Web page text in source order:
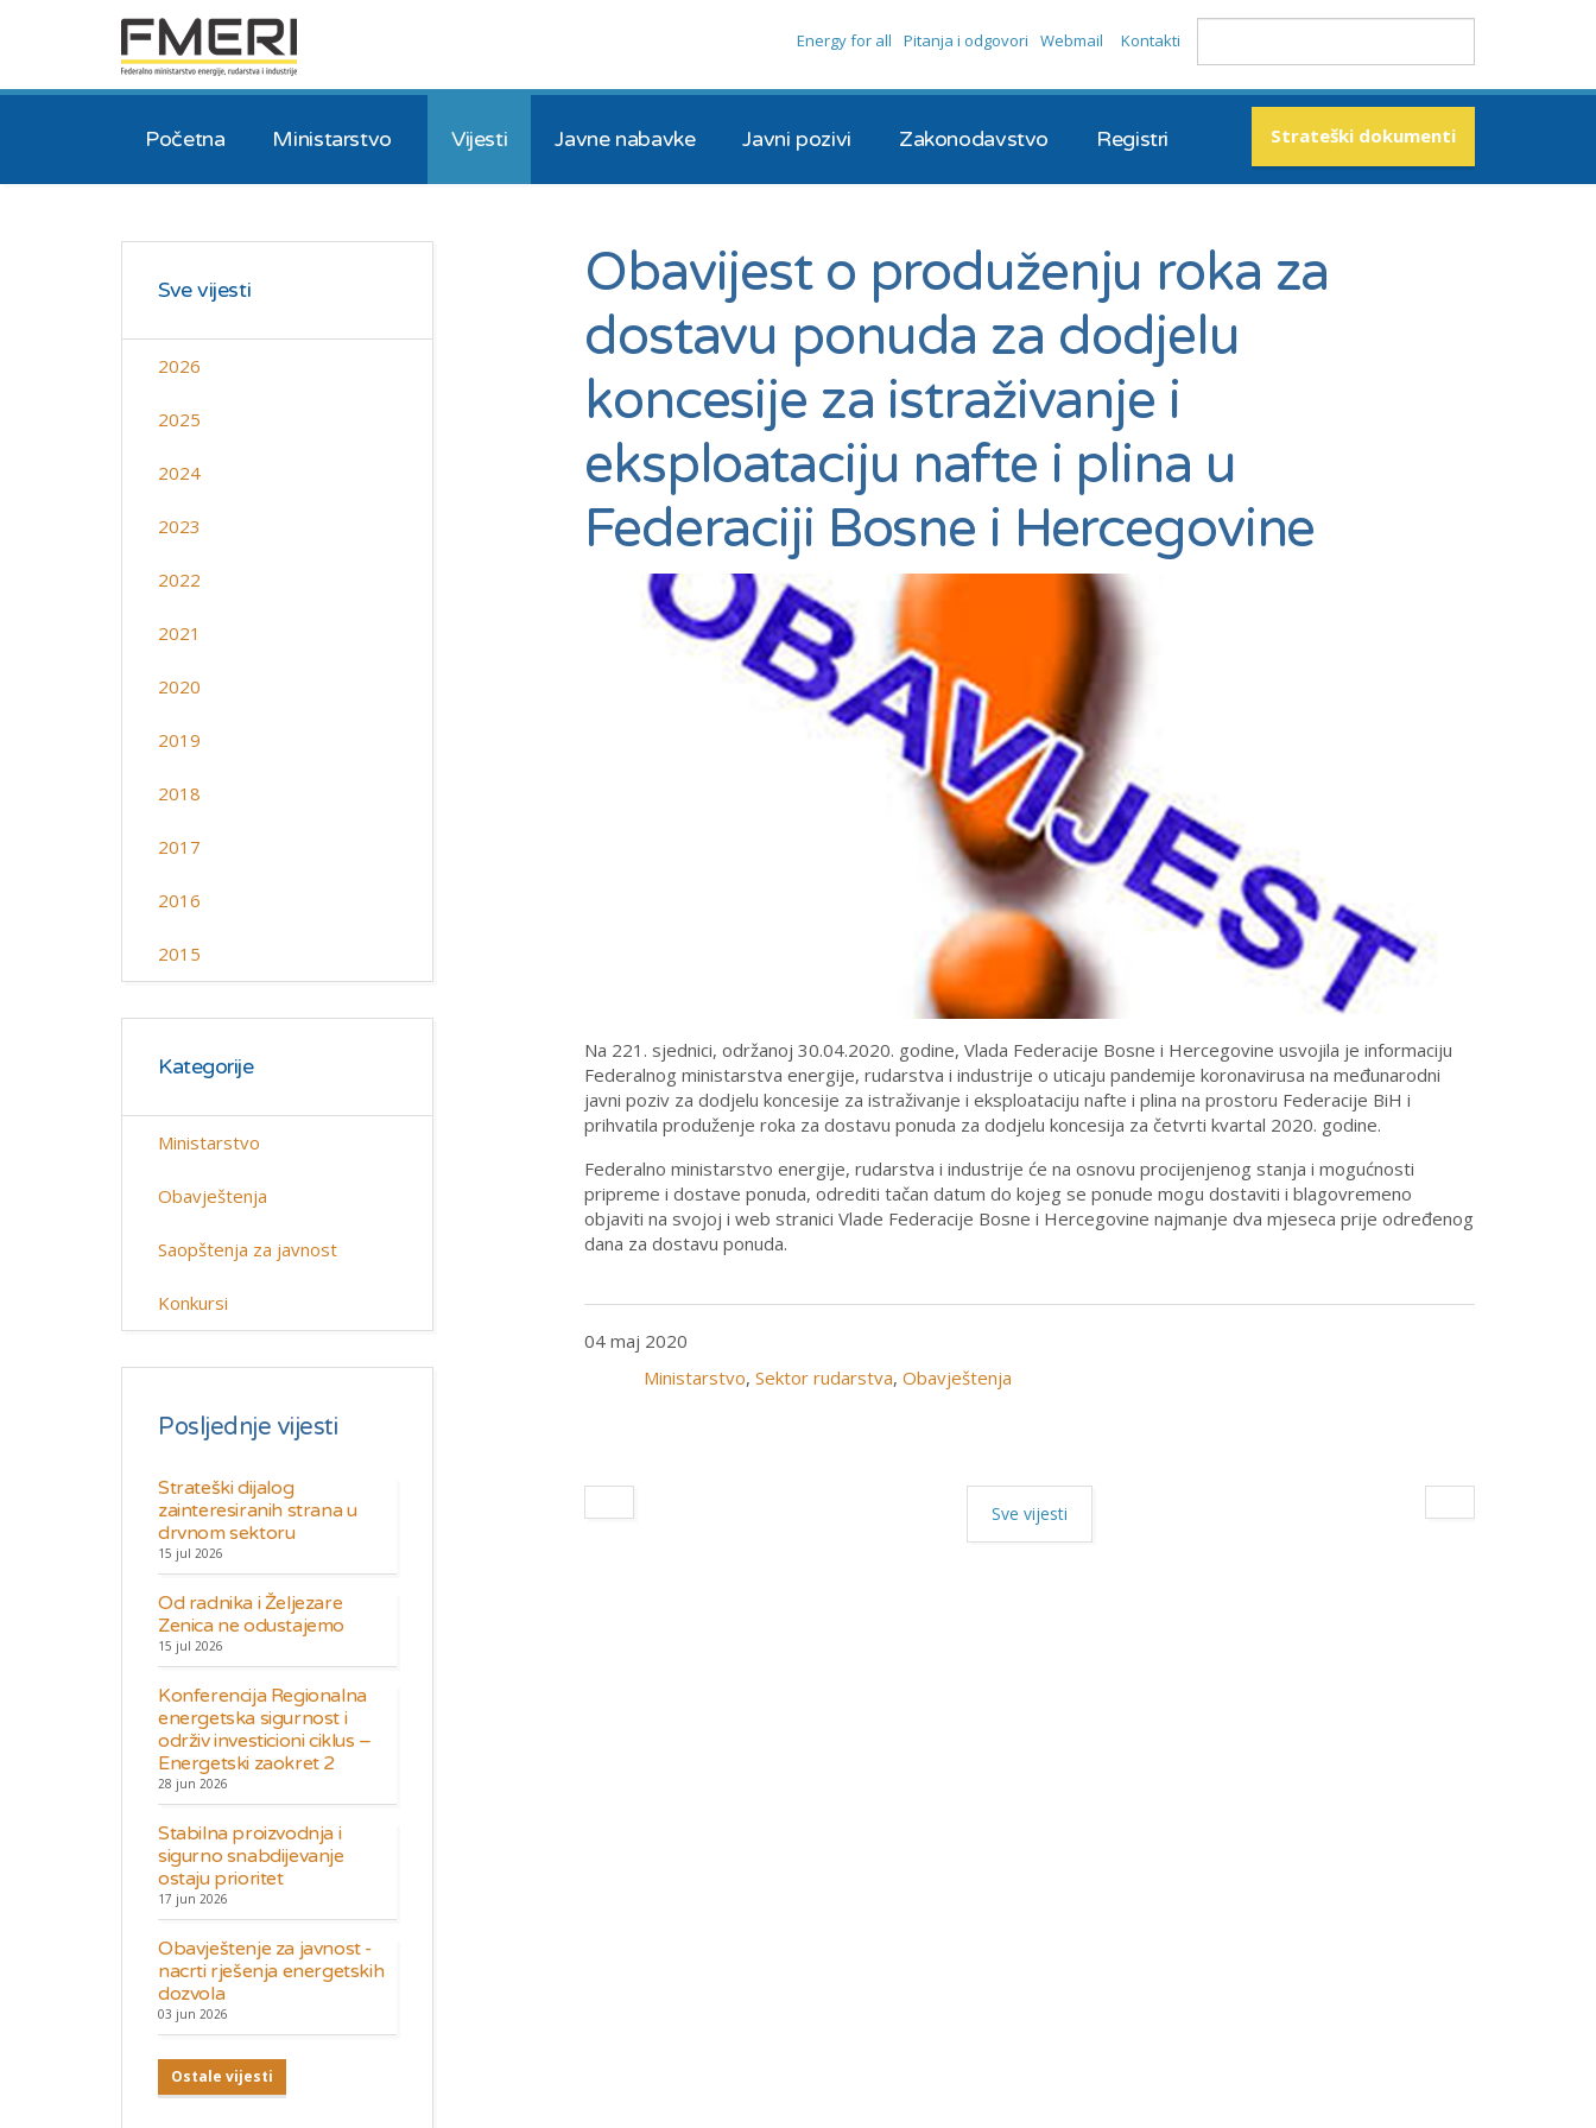
Strateški dokumenti
Početna Ministarstvo Vijesti Javne nabavke Javni pozivi Zakonodavstvo Registri
Energy for all Pitanja i odgovori Webmail Kontakti
Obavijest o produženju roka za
dostavu ponuda za dodjelu
koncesije za istraživanje i
eksploataciju nafte i plina u
Federaciji Bosne i Hercegovine
Na 221. sjednici, održanoj 30.04.2020. godine, Vlada Federacije Bosne i Hercegovine usvojila je informaciju
Federalnog ministarstva energije, rudarstva i industrije o uticaju pandemije koronavirusa na međunarodni
javni poziv za dodjelu koncesije za istraživanje i eksploataciju nafte i plina na prostoru Federacije BiH i
prihvatila produženje roka za dostavu ponuda za dodjelu koncesija za četvrti kvartal 2020. godine.
Federalno ministarstvo energije, rudarstva i industrije će na osnovu procijenjenog stanja i mogućnosti
pripreme i dostave ponuda, odrediti tačan datum do kojeg se ponude mogu dostaviti i blagovremeno
objaviti na svojoj i web stranici Vlade Federacije Bosne i Hercegovine najmanje dva mjeseca prije određenog
dana za dostavu ponuda.
04 maj 2020
Ministarstvo, Sektor rudarstva, Obavještenja
Sve vijesti
Sve vijesti
2026
2025
2024
2023
2022
2021
2020
2019
2018
2017
2016
2015
Kategorije
Ministarstvo
Obavještenja
Saopštenja za javnost
Konkursi
Posljednje vijesti
Strateški dijalog
zainteresiranih strana u
drvnom sektoru
15 jul 2026
Od radnika i Željezare
Zenica ne odustajemo
15 jul 2026
Konferencija Regionalna
energetska sigurnost i
održiv investicioni ciklus –
Energetski zaokret 2
28 jun 2026
Stabilna proizvodnja i
sigurno snabdijevanje
ostaju prioritet
17 jun 2026
Obavještenje za javnost -
nacrti rješenja energetskih
dozvola
03 jun 2026
Ostale vijesti